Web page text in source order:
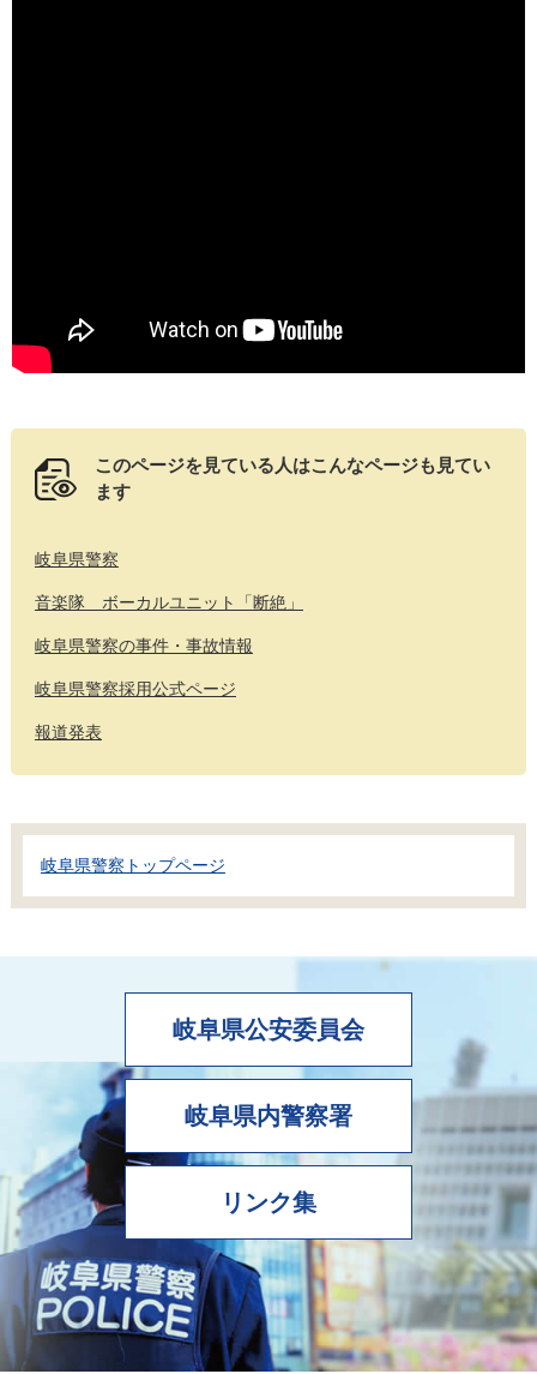
このページを見ている人はこんなページも見てい
ます
岐阜県警察
音楽隊 ボーカルユニット「断絶」
岐阜県警察の事件・事故情報
岐阜県警察採用公式ページ
報道発表
岐阜県警察トップページ
岐阜県公安委員会
岐阜県内警察署
リンク集